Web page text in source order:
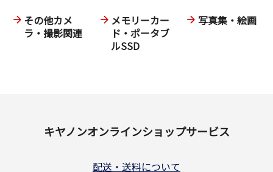
その他カメ
ラ・撮影関連
メモリーカー
ド・ポータブ
ルSSD
写真集・絵画
キヤノンオンラインショップサービス
配送・送料について